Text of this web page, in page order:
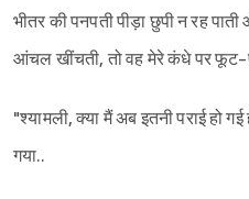
भीतर की पनपती पीड़ा छुपी न रह
आंचल खींचती, तो वह मेरे कंधे पर फूट-
"श्यामली, क्या मैं अब इतनी पराई हो
गया..